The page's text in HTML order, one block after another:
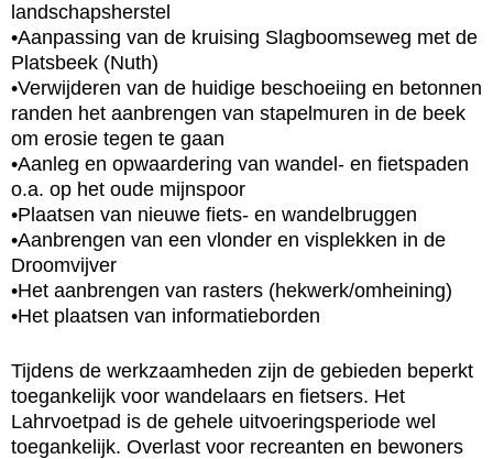
landschapsherstel
•Aanpassing van de kruising Slagboomseweg met de
Platsbeek (Nuth)
•Verwijderen van de huidige beschoeiing en betonnen
randen het aanbrengen van stapelmuren in de beek
om erosie tegen te gaan
•Aanleg en opwaardering van wandel- en fietspaden
o.a. op het oude mijnspoor
•Plaatsen van nieuwe fiets- en wandelbruggen
•Aanbrengen van een vlonder en visplekken in de
Droomvijver
•Het aanbrengen van rasters (hekwerk/omheining)
•Het plaatsen van informatieborden
Tijdens de werkzaamheden zijn de gebieden beperkt
toegankelijk voor wandelaars en fietsers. Het
Lahrvoetpad is de gehele uitvoeringsperiode wel
toegankelijk. Overlast voor recreanten en bewoners